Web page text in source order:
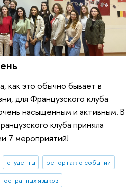
как это обычно бывает в
для Французского клуба
насыщенным и активным. В
клуба приняла
7 мероприятий!
студенты
репортаж о событии
языков